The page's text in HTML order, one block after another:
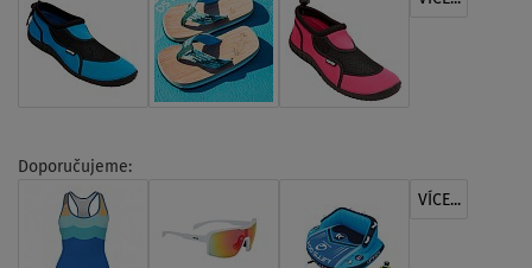
Doporučujeme:
VÍCE...